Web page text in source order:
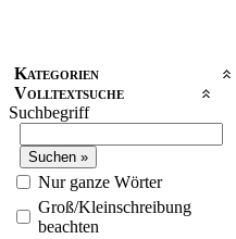
Kategorien
Volltextsuche
Suchbegriff
Nur ganze Wörter
Groß/Kleinschreibung
beachten